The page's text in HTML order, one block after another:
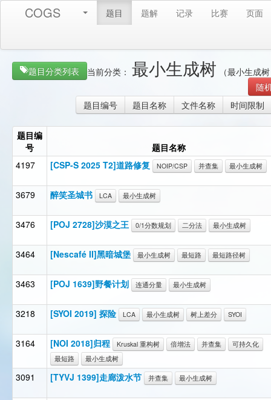
COGS 题目 题解 记录 比赛 页面
题目分类列表 当前分类： 最小生成树 （最小生成
随
题目编号
题目名称 文件名称 时间限制
题目编
号
题目名称
4197
[CSP-S 2025 T2]道路修复 NOIP/CSP 并查集 最小生成树
3679 醉笑圣城书 LCA 最小生成树
3476 [POJ 2728]沙漠之王 0/1分数规划 二分法 最小生成树
3464 [Nescafé II]黑暗城堡 最小生成树 最短路 最短路径树
3463 [POJ 1639]野餐计划 连通分量 最小生成树
3218 [SYOI 2019] 探险 LCA 最小生成树 树上差分 SYOI
3164 [NOI 2018]归程 Kruskal 重构树 倍增法 并查集
可持久化
最短路
最小生成树
3091 [TYVJ 1399]走廊泼水节 并查集 最小生成树